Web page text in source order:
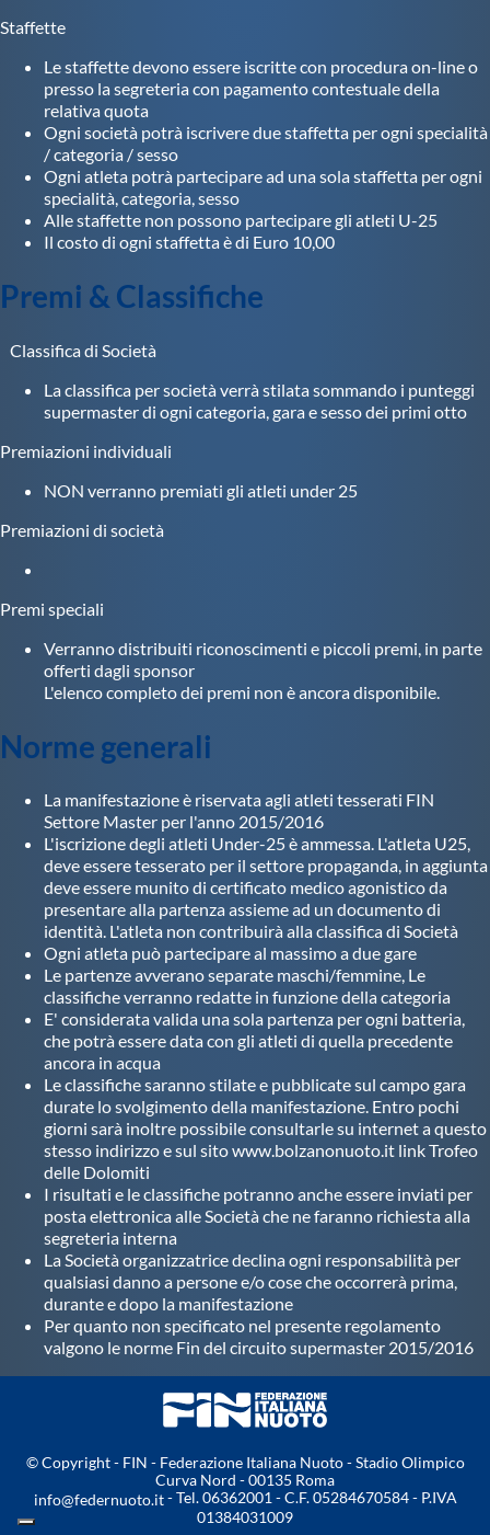
Staffette
Le staffette devono essere iscritte con procedura on-line o
presso la segreteria con pagamento contestuale della
relativa quota
Ogni società potrà iscrivere due staffetta per ogni specialità
/ categoria / sesso
Ogni atleta potrà partecipare ad una sola staffetta per ogni
specialità, categoria, sesso
Alle staffette non possono partecipare gli atleti U-25
Il costo di ogni staffetta è di Euro 10,00
Premi & Classifiche
Classifica di Società
La classifica per società verrà stilata sommando i punteggi
supermaster di ogni categoria, gara e sesso dei primi otto
Premiazioni individuali
NON verranno premiati gli atleti under 25
Premiazioni di società
Premi speciali
Verranno distribuiti riconoscimenti e piccoli premi, in parte
offerti dagli sponsor
L'elenco completo dei premi non è ancora disponibile.
Norme generali
La manifestazione è riservata agli atleti tesserati FIN
Settore Master per l'anno 2015/2016
L'iscrizione degli atleti Under-25 è ammessa. L'atleta U25,
deve essere tesserato per il settore propaganda, in aggiunta
deve essere munito di certificato medico agonistico da
presentare alla partenza assieme ad un documento di
identità. L'atleta non contribuirà alla classifica di Società
Ogni atleta può partecipare al massimo a due gare
Le partenze avverano separate maschi/femmine, Le
classifiche verranno redatte in funzione della categoria
E' considerata valida una sola partenza per ogni batteria,
che potrà essere data con gli atleti di quella precedente
ancora in acqua
Le classifiche saranno stilate e pubblicate sul campo gara
durate lo svolgimento della manifestazione. Entro pochi
giorni sarà inoltre possibile consultarle su internet a questo
stesso indirizzo e sul sito www.bolzanonuoto.it link Trofeo
delle Dolomiti
I risultati e le classifiche potranno anche essere inviati per
posta elettronica alle Società che ne faranno richiesta alla
segreteria interna
La Società organizzatrice declina ogni responsabilità per
qualsiasi danno a persone e/o cose che occorrerà prima,
durante e dopo la manifestazione
Per quanto non specificato nel presente regolamento
valgono le norme Fin del circuito supermaster 2015/2016
© Copyright - FIN - Federazione Italiana Nuoto - Stadio Olimpico
Curva Nord - 00135 Roma
info@federnuoto.it- Tel. 06362001 - C.F. 05284670584 - P.IVA
01384031009